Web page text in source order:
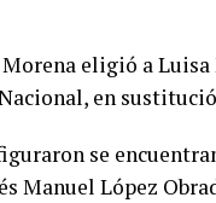
eligió a
en
se
Manuel López